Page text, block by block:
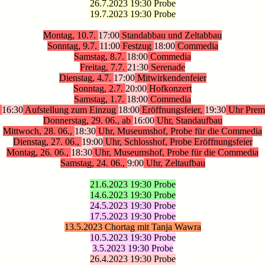
26.7.2023 19:30 Probe
19.7.2023 19:30 Probe
Montag, 10.7. 17:00 Standabbau und Zeltabbau
Sonntag, 9.7. 11:00Festzug 18:00 Commedia
Samstag, 8.7. 18:00 Commedia
Freitag, 7.7. 21:30 Serenade
Dienstag, 4.7. 17:00Mitwirkendenfeier
Sonntag, 2.7. 20:00 Hofkonzert
Samstag, 1.7. 18:00 Commedia
16:30 Aufstellung zum Einzug 18:00 Eröffnungsfeier, 19:30 Uhr
Donnerstag, 29. 06., ab 16:00Uhr, Standaufbau
Mittwoch, 28. 06., 18:30 Uhr, Museumshof, Probe für die Commedia
Dienstag, 27. 06., 19:00Uhr, Schlosshof, Probe Eröffnungsfeier
Montag, 26. 06., 18:30 Uhr, Museumshof, Probe für die Commedia
Samstag, 24. 06., 9:00Uhr, Zeltaufbau
21.6.2023 19:30 Probe
14.6.2023 19:30 Probe
24.5.2023 19:30 Probe
17.5.2023 19:30 Probe
13.5.2023 Chortag mit Tanja Wawra
10.5.2023 19:30 Probe
3.5.2023 19:30 Probe
26.4.2023 19:30 Probe